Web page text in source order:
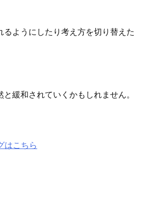
ようにしたり考え方を切り替えた
緩和されていくかもしれません。
はこちら